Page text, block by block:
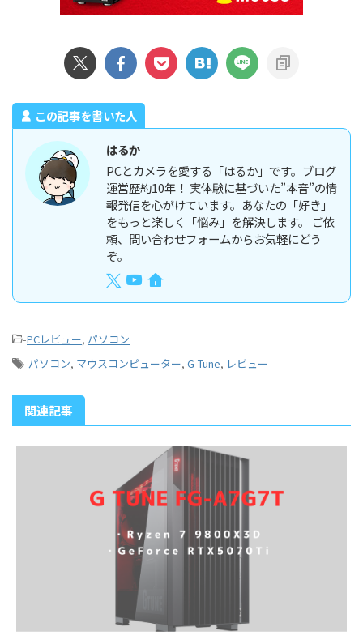
この記事を書いた人
はるか
PCとカメラを愛する「はるか」です。ブログ
運営歴約10年！ 実体験に基づいた”本音”の情
報発信を心がけています。あなたの「好き」
をもっと楽しく「悩み」を解決します。 ご依
頼、問い合わせフォームからお気軽にどう
ぞ。
-PCレビュー, パソコン
-パソコン, マウスコンピューター, G-Tune, レビュー
関連記事